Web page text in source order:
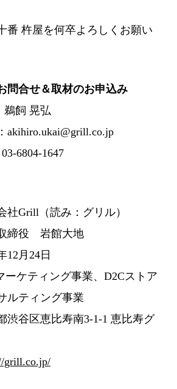
番 杵屋を何卒よろしくお願い
問合せ＆取材のお申込み
飼 晃弘
akihiro.ukai@grill.co.jp
6804-1647
Grill（読み：グリル）
締役 岩館大地
月24日
ーケティング事業、D2Cストア
ルティング事業
谷区恵比寿南3-1-1 恵比寿グ
grill.co.jp/